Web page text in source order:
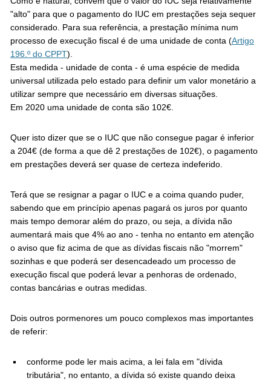
"alto" para que o pagamento do IUC em prestações seja sequer
considerado. Para sua referência, a prestação mínima num
processo de execução fiscal é de uma unidade de conta (Artigo
196.º do CPPT).
Esta medida - unidade de conta - é uma espécie de medida
universal utilizada pelo estado para definir um valor monetário a
utilizar sempre que necessário em diversas situações.
Em 2020 uma unidade de conta são 102€.
Quer isto dizer que se o IUC que não consegue pagar é inferior
a 204€ (de forma a que dê 2 prestações de 102€), o pagamento
em prestações deverá ser quase de certeza indeferido.
Terá que se resignar a pagar o IUC e a coima quando puder,
sabendo que em princípio apenas pagará os juros por quanto
mais tempo demorar além do prazo, ou seja, a dívida não
aumentará mais que 4% ao ano - tenha no entanto em atenção
o aviso que fiz acima de que as dívidas fiscais não "morrem"
sozinhas e que poderá ser desencadeado um processo de
execução fiscal que poderá levar a penhoras de ordenado,
contas bancárias e outras medidas.
Dois outros pormenores um pouco complexos mas importantes
de referir:
conforme pode ler mais acima, a lei fala em "dívida
tributária", no entanto, a dívida só existe quando deixa